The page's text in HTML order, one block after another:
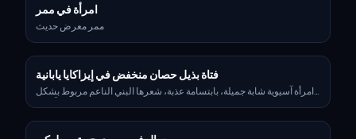
امرأة في ممر
ممر معرض حديث
فتاة بذيل حصان منخفض في إيزاكايا يابانية
امرأة آسيوية شابة جميلة، بابتسامة عذبة، شعرها البني الناعم مربوط بشكل